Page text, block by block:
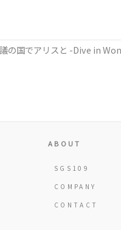
の国でアリスと -Dive in
ABOUT
SGS109
COMPANY
CONTACT